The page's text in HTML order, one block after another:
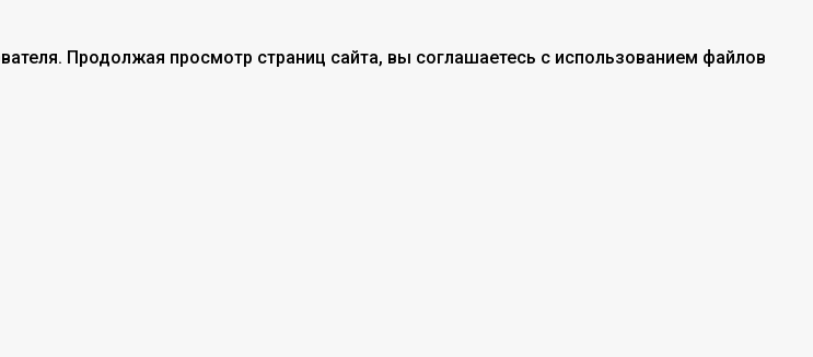
Продолжая просмотр страниц сайта, вы соглашаетесь с использованием файлов